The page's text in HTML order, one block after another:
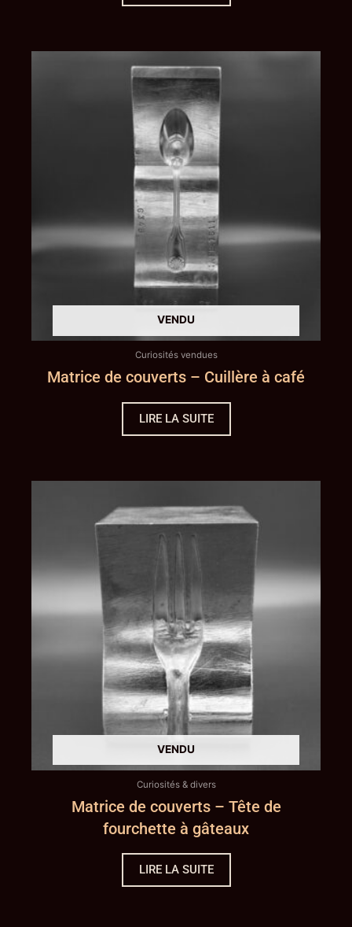
Curiosités vendues
Matrice de couverts – Cuillère à café
LIRE LA SUITE
Curiosités & divers
Matrice de couverts – Tête de
fourchette à gâteaux
LIRE LA SUITE